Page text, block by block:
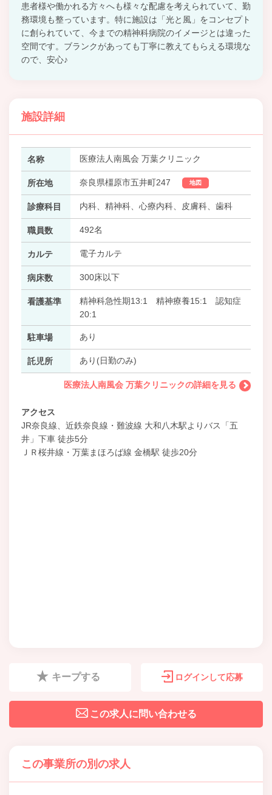
患者様や働かれる方々へも様々な配慮を考えられていて、勤
務環境も整っています。特に施設は「光と風」をコンセプト
に創られていて、今までの精神科病院のイメージとは違った
空間です。ブランクがあっても丁寧に教えてもらえる環境な
ので、安心♪
施設詳細
名称 医療法人南風会 万葉クリニック
所在地 奈良県橿原市五井町247 地図
診療科目 内科、精神科、心療内科、皮膚科、歯科
職員数 492名
カルテ 電子カルテ
病床数 300床以下
看護基準
精神科急性期13:1 精神療養15:1 認知症
20:1
駐車場 あり
託児所 あり(日勤のみ)
医療法人南風会 万葉クリニックの詳細を見る
アクセス
JR奈良線、近鉄奈良線・難波線 大和八木駅よりバス「五
井」下車 徒歩5分
ＪＲ桜井線・万葉まほろば線 金橋駅 徒歩20分
キープする ログインして応募
この求人に問い合わせる
この事業所の別の求人